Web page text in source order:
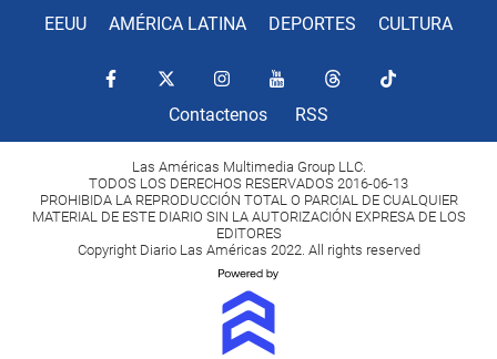
EEUU AMÉRICA LATINA DEPORTES CULTURA
Contactenos RSS
Las Américas Multimedia Group LLC.
TODOS LOS DERECHOS RESERVADOS 2016-06-13
PROHIBIDA LA REPRODUCCIÓN TOTAL O PARCIAL DE CUALQUIER
MATERIAL DE ESTE DIARIO SIN LA AUTORIZACIÓN EXPRESA DE LOS
EDITORES
Copyright Diario Las Américas 2022. All rights reserved